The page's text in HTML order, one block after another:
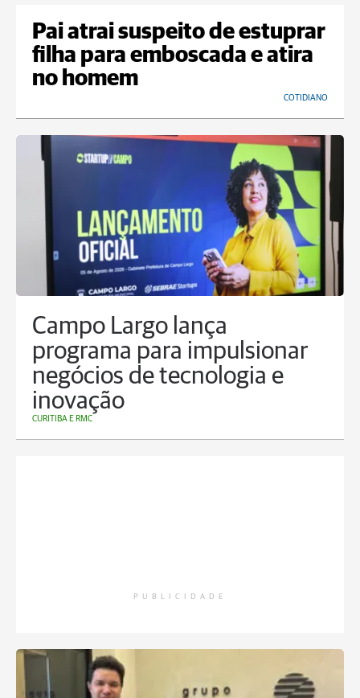
Pai atrai suspeito de estuprar
filha para emboscada e atira
no homem
COTIDIANO
Campo Largo lança
programa para impulsionar
negócios de tecnologia e
inovação
CURITIBA E RMC
PUBLICIDADE